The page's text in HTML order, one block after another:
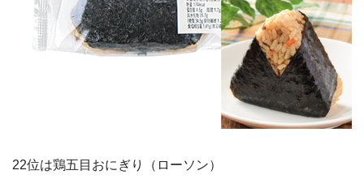
22位は鶏五目おにぎり（ローソン）